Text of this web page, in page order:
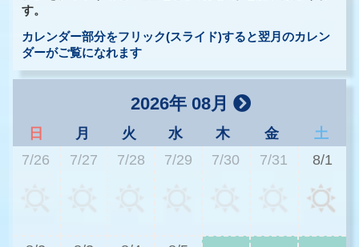
す。
カレンダー部分をフリック(スライド)すると翌月のカレン
ダーがご覧になれます
2026年 08月
日 月 火 水 木 金
土
7/26
7/27 7/28 7/29 7/30 7/31 8/1